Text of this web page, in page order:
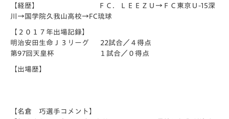
【経歴】 ＦＣ．ＬＥＥＺＵ→ＦＣ東京Ｕ-15深
川→国学院久我山高校→FC琉球
【２０１７年出場記録】
明治安田生命Ｊ３リーグ 22試合／４得点
第97回天皇杯 １試合／０得点
【出場歴】
【名倉 巧選手コメント】